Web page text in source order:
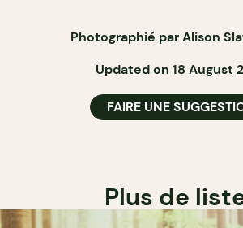
Photographié parAlison
Updated on 18 August
FAIRE UNE
Plus de